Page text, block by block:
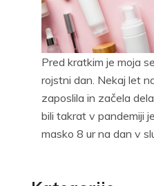
Pred kratkim je moja
rojstni dan. Nekaj let
zaposlila in začela
bili takrat v pandemiji
masko 8 ur na dan v